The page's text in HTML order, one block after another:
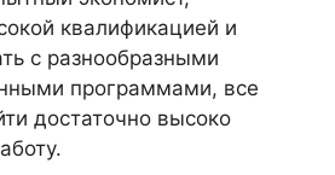
квалификацией и
с разнообразными
программами, все
достаточно высоко